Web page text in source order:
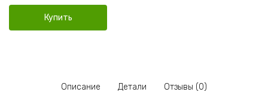
Купить
Описание Детали Отзывы (0)